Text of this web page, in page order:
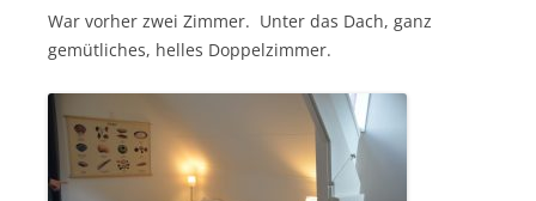
War vorher zwei Zimmer. Unter das Dach, ganz
gemütliches, helles Doppelzimmer.